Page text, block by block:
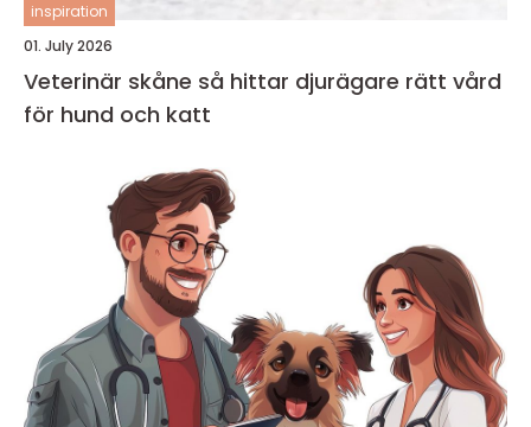
inspiration
01. July 2026
Veterinär skåne så hittar djurägare rätt vård
för hund och katt